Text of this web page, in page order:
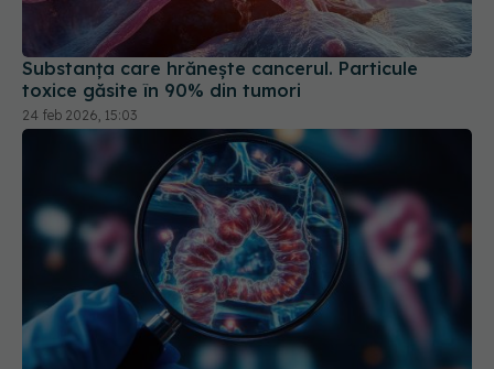
Substanța care hrănește cancerul. Particule
toxice găsite în 90% din tumori
24 feb 2026, 15:03